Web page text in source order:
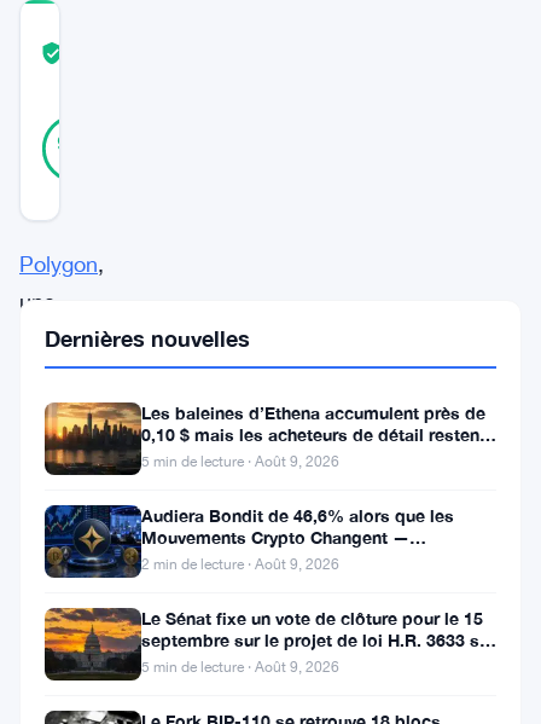
94
Polygon,
une
solution
mise
très
appréciée
Ethereum,
annoncé
Dernières nouvelles
Les baleines d’Ethena accumulent près de
0,10 $ mais les acheteurs de détail restent
à l’écart
5 min de lecture · Août 9, 2026
Audiera Bondit de 46,6% alors que les
Mouvements Crypto Changent —
Mouvements Quotidiens 9 Août
2 min de lecture · Août 9, 2026
Le Sénat fixe un vote de clôture pour le 15
septembre sur le projet de loi H.R. 3633 sur
le marché des cryptos
5 min de lecture · Août 9, 2026